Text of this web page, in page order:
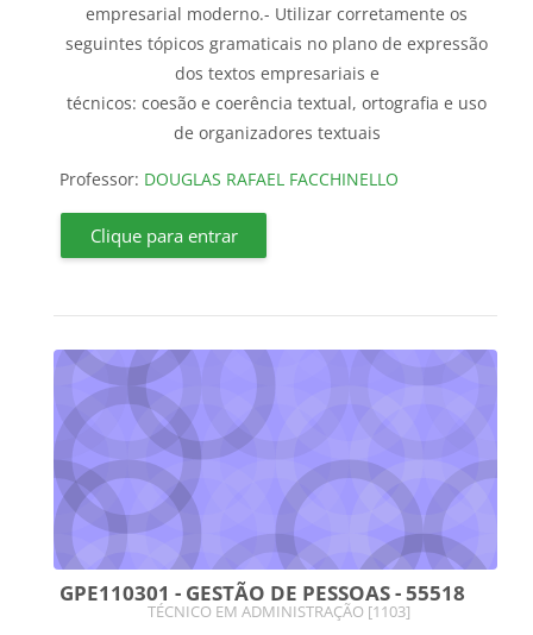
empresarial moderno.- Utilizar corretamente os
seguintes tópicos gramaticais no plano de expressão
dos textos empresariais e
técnicos: coesão e coerência textual, ortografia e uso
de organizadores textuais
Professor: DOUGLAS RAFAEL FACCHINELLO
Clique para entrar
GPE110301 - GESTÃO DE PESSOAS - 55518
Categoria do curso
TÉCNICO EM ADMINISTRAÇÃO [1103]